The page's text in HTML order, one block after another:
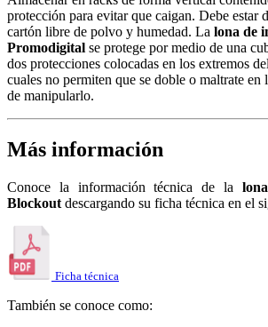
protección para evitar que caigan. Debe estar
cartón libre de polvo y humedad. La lona de
Promodigital se protege por medio de una
dos protecciones colocadas en los extremos
cuales no permiten que se doble o maltrate en
de manipularlo.
Más información
Conoce la información técnica de la
Blockout descargando su ficha técnica en el
Ficha técnica
También se conoce como: